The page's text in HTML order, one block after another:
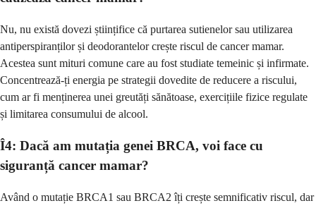
Nu, nu există dovezi științifice că purtarea sutienelor sau utilizarea
antiperspiranților și deodorantelor crește riscul de cancer mamar.
Acestea sunt mituri comune care au fost studiate temeinic și infirmate.
Concentrează-ți energia pe strategii dovedite de reducere a riscului,
cum ar fi menținerea unei greutăți sănătoase, exercițiile fizice regulate
și limitarea consumului de alcool.
Î4: Dacă am mutația genei BRCA, voi face cu
siguranță cancer mamar?
Având o mutație BRCA1 sau BRCA2 îți crește semnificativ riscul, dar